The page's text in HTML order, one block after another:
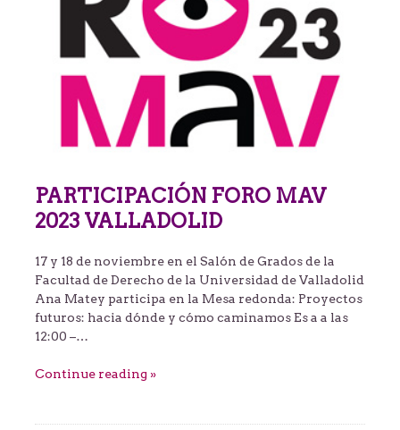
PARTICIPACIÓN FORO MAV
2023 VALLADOLID
17 y 18 de noviembre en el Salón de Grados de la
Facultad de Derecho de la Universidad de Valladolid
Ana Matey participa en la Mesa redonda: Proyectos
futuros: hacia dónde y cómo caminamos Es a a las
12:00 –…
Continue reading »